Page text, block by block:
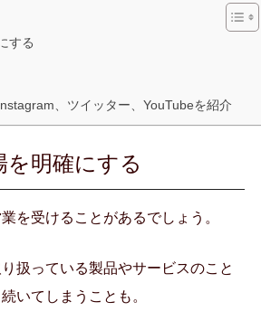
する
、ツイッター、YouTubeを紹介
を明確にする
を受けることがあるでしょう。
扱っている製品やサービスのこと
いてしまうことも。